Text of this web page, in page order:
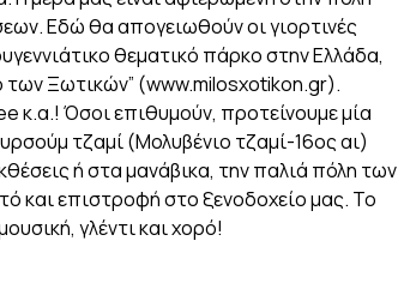
Εδώ θα απογειωθούν οι γιορτινές
θεματικό πάρκο στην Ελλάδα,
των Ξωτικών” (www.milosxotikon.gr).
κ.α.! Όσοι επιθυμούν, προτείνουμε μία
τζαμί (Μολυβένιο τζαμί-16ος αι)
ή στα μανάβικα, την παλιά πόλη των
και επιστροφή στο ξενοδοχείο μας. Το
γλέντι και χορό!